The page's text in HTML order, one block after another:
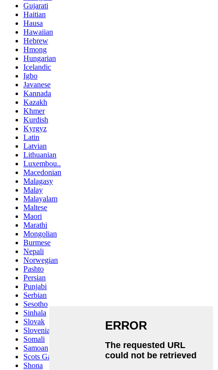
Gujarati
Haitian
Hausa
Hawaiian
Hebrew
Hmong
Hungarian
Icelandic
Igbo
Javanese
Kannada
Kazakh
Khmer
Kurdish
Kyrgyz
Latin
Latvian
Lithuanian
Luxembou..
Macedonian
Malagasy
Malay
Malayalam
Maltese
Maori
Marathi
Mongolian
Burmese
Nepali
Norwegian
Pashto
Persian
Punjabi
Serbian
Sesotho
Sinhala
Slovak
Slovenian
Somali
Samoan
Scots Gaelic
Shona